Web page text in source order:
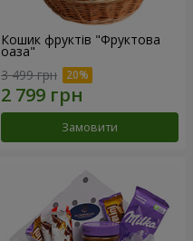
Кошик фруктів "Фруктова
оаза"
3 499 грн
Замовити